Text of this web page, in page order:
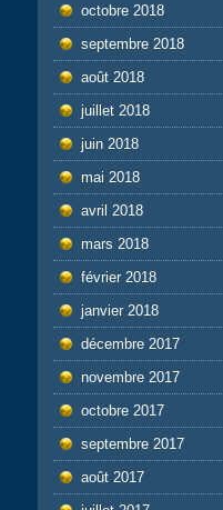
octobre 2018
septembre 2018
août 2018
juillet 2018
juin 2018
mai 2018
avril 2018
mars 2018
février 2018
janvier 2018
décembre 2017
novembre 2017
octobre 2017
septembre 2017
août 2017